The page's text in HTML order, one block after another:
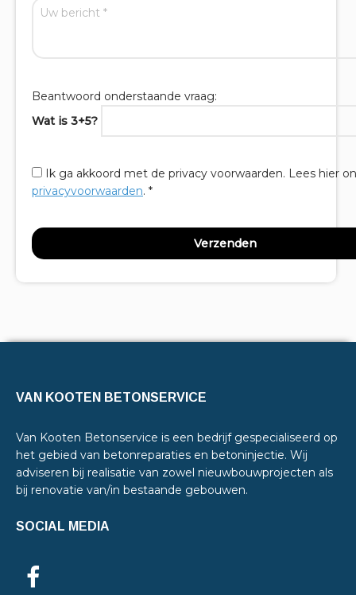
Beantwoord onderstaande vraag:
Wat is 3+5?
Ik ga akkoord met de privacy voorwaarden. Lees hier
privacyvoorwaarden. *
VAN KOOTEN BETONSERVICE
Van Kooten Betonservice is een bedrijf gespecialiseerd op
het gebied van betonreparaties en betoninjectie. Wij
adviseren bij realisatie van zowel nieuwbouwprojecten als
bij renovatie van/in bestaande gebouwen.
SOCIAL MEDIA